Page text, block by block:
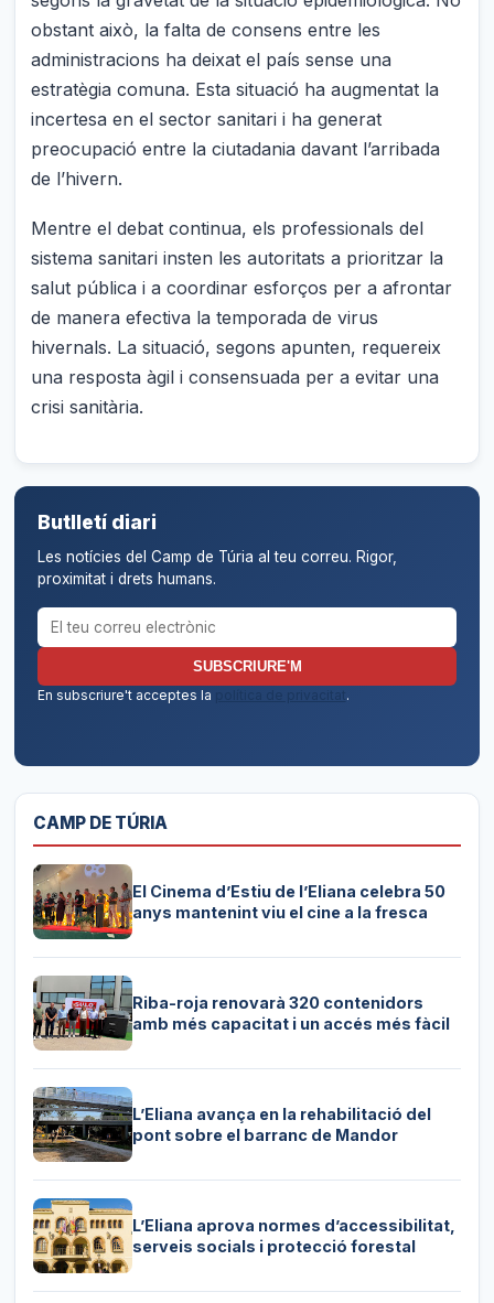
obstant això, la falta de consens entre les
administracions ha deixat el país sense una
estratègia comuna. Esta situació ha augmentat la
incertesa en el sector sanitari i ha generat
preocupació entre la ciutadania davant l’arribada
de l’hivern.
Mentre el debat continua, els professionals del
sistema sanitari insten les autoritats a prioritzar la
salut pública i a coordinar esforços per a afrontar
de manera efectiva la temporada de virus
hivernals. La situació, segons apunten, requereix
una resposta àgil i consensuada per a evitar una
crisi sanitària.
Butlletí diari
Les notícies del Camp de Túria al teu correu. Rigor,
proximitat i drets humans.
Correu electrònic per al butlletí
SUBSCRIURE'M
En subscriure't acceptes la
política de privacitat.
CAMP DE TÚRIA
El Cinema d’Estiu de l’Eliana celebra 50
anys mantenint viu el cine a la fresca
Riba-roja renovarà 320 contenidors
amb més capacitat i un accés més fàcil
L’Eliana avança en la rehabilitació del
pont sobre el barranc de Mandor
L’Eliana aprova normes d’accessibilitat,
serveis socials i protecció forestal